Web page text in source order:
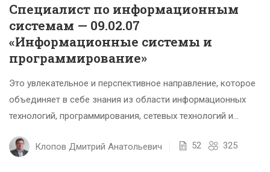
Специалист по информационным
системам — 09.02.07
«Информационные системы и
программирование»
Это увлекательное и перспективное направление, которое
объединяет в себе знания из области информационных
технологий, программирования, сетевых технологий и
Клопов Дмитрий Анатольевич
52 325